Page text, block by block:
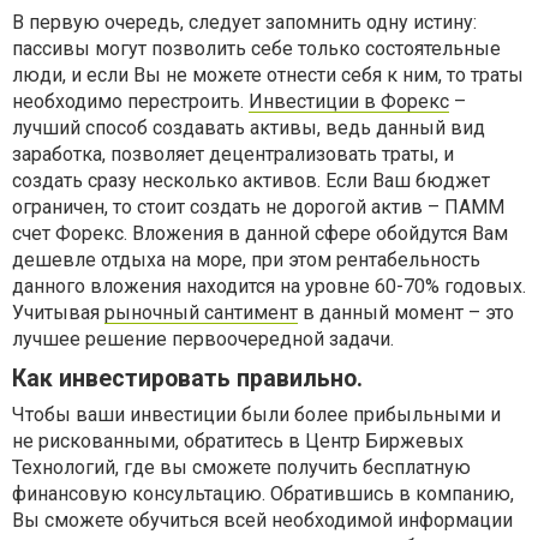
В первую очередь, следует запомнить одну истину:
пассивы могут позволить себе только состоятельные
люди, и если Вы не можете отнести себя к ним, то траты
необходимо перестроить. Инвестиции в Форекс –
лучший способ создавать активы, ведь данный вид
заработка, позволяет децентрализовать траты, и
создать сразу несколько активов. Если Ваш бюджет
ограничен, то стоит создать не дорогой актив – ПАММ
счет Форекс. Вложения в данной сфере обойдутся Вам
дешевле отдыха на море, при этом рентабельность
данного вложения находится на уровне 60-70% годовых.
Учитывая рыночный сантимент в данный момент – это
лучшее решение первоочередной задачи.
Как инвестировать правильно.
Чтобы ваши инвестиции были более прибыльными и
не рискованными, обратитесь в Центр Биржевых
Технологий, где вы сможете получить бесплатную
финансовую консультацию. Обратившись в компанию,
Вы сможете обучиться всей необходимой информации